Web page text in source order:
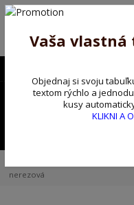
Poprosíme ctených
Preto sme Vám
!!! ZĽAVA 5€ na PRVÚ
nerezová
Vaša vlastná
Objednaj si svoju
textom rýchlo a
kusy
KLIKNI A